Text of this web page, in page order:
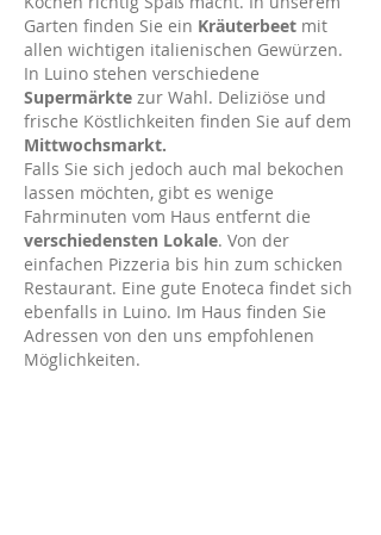
Garten finden Sie ein Kräuterbeet mit
allen wichtigen italienischen Gewürzen.
In Luino stehen verschiedene
Supermärkte zur Wahl. Deliziöse und
frische Köstlichkeiten finden Sie auf dem
Mittwochsmarkt.
Falls Sie sich jedoch auch mal bekochen
lassen möchten, gibt es wenige
Fahrminuten vom Haus entfernt die
verschiedensten Lokale. Von der
einfachen Pizzeria bis hin zum schicken
Restaurant. Eine gute Enoteca findet sich
ebenfalls in Luino. Im Haus finden Sie
Adressen von den uns empfohlenen
Möglichkeiten.
Branzino aus dem Ofen
Der
Coop